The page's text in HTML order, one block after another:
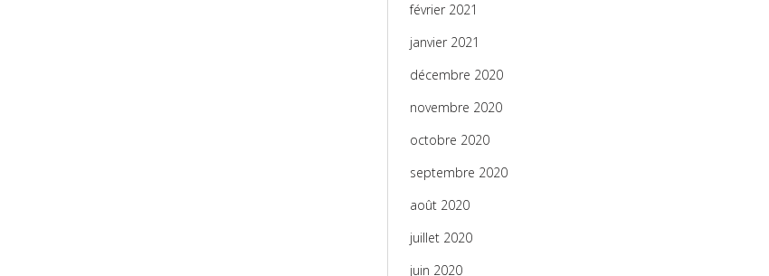
février 2021
janvier 2021
décembre 2020
novembre 2020
octobre 2020
septembre 2020
août 2020
juillet 2020
juin 2020